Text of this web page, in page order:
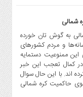
۱۱ روزه در کره شمالی به گوش تان خورده
و مردم کشور‌های
ممنوعیت دستمایه
در کمال تعجب این خبر
اند. با این حال سوال
حاکمیت کره شمالی